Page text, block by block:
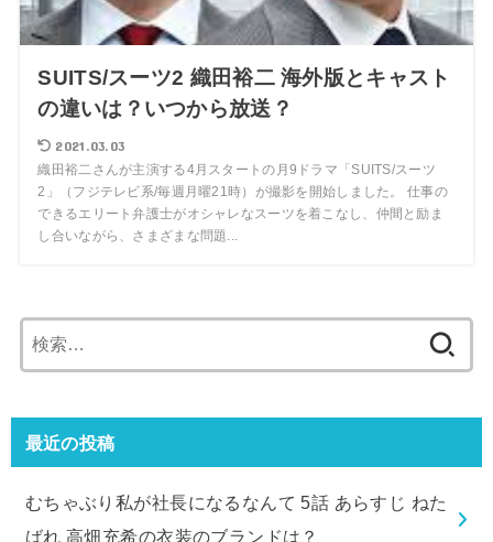
SUITS/スーツ2 織田裕二 海外版とキャスト
の違いは？いつから放送？
2021.03.03
織田裕二さんが主演する4月スタートの月9ドラマ「SUITS/スーツ
2」（フジテレビ系/毎週月曜21時）が撮影を開始しました。 仕事の
できるエリート弁護士がオシャレなスーツを着こなし、仲間と励ま
し合いながら、さまざまな問題...
索:
最近の投稿
むちゃぶり私が社長になるなんて 5話 あらすじ ねた
ばれ 高畑充希の衣装のブランドは？